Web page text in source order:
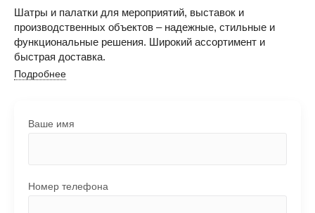
Шатры и палатки для мероприятий, выставок и
производственных объектов – надежные, стильные и
функциональные решения. Широкий ассортимент и
быстрая доставка.
Подробнее
Ваше имя
Номер телефона